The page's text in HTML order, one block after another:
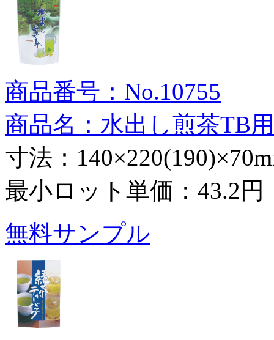
商品番号：No.10755
商品名：水出し煎茶TB
寸法：
最小ロット単価： 43.2円
無料サンプル